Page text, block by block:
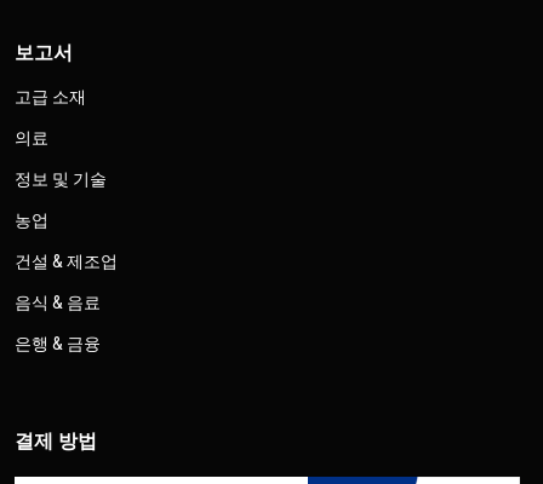
보고서
고급 소재
의료
정보 및 기술
농업
건설 & 제조업
음식 & 음료
은행 & 금융
결제 방법